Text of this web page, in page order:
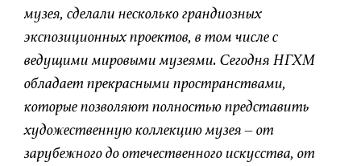
музея, сделали несколько грандиозных
экспозиционных проектов, в том числе с
ведущими мировыми музеями. Сегодня НГХМ
обладает прекрасными пространствами,
которые позволяют полностью представить
художественную коллекцию музея – от
зарубежного до отечественного искусства, от